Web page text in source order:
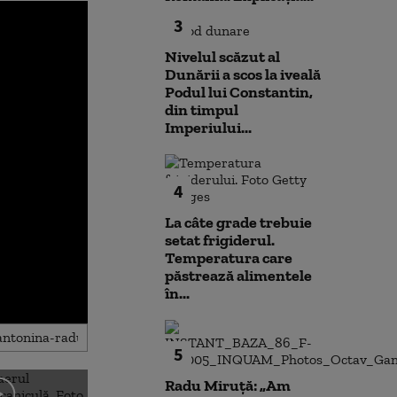
3
Nivelul scăzut al
Dunării a scos la iveală
Podul lui Constantin,
din timpul
Imperiului...
4
La câte grade trebuie
setat frigiderul.
Temperatura care
păstrează alimentele
în...
5
Radu Miruță: „Am